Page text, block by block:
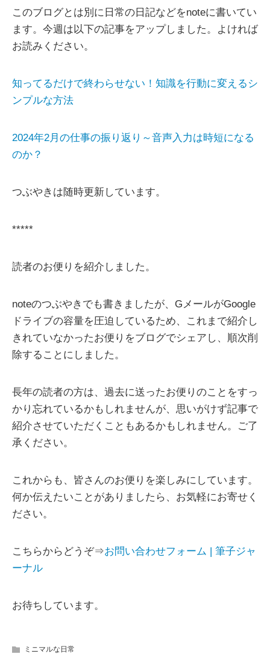
このブログとは別に日常の日記などをnoteに書いてい
ます。今週は以下の記事をアップしました。よければ
お読みください。
知ってるだけで終わらせない！知識を行動に変えるシ
ンプルな方法
2024年2月の仕事の振り返り～音声入力は時短になる
のか？
つぶやきは随時更新しています。
*****
読者のお便りを紹介しました。
noteのつぶやきでも書きましたが、GメールがGoogle
ドライブの容量を圧迫しているため、これまで紹介し
きれていなかったお便りをブログでシェアし、順次削
除することにしました。
長年の読者の方は、過去に送ったお便りのことをすっ
かり忘れているかもしれませんが、思いがけず記事で
紹介させていただくこともあるかもしれません。ご了
承ください。
これからも、皆さんのお便りを楽しみにしています。
何か伝えたいことがありましたら、お気軽にお寄せく
ださい。
こちらからどうぞ⇒お問い合わせフォーム | 筆子ジャ
ーナル
お待ちしています。
ミニマルな日常